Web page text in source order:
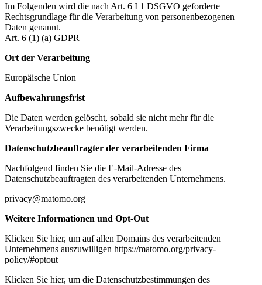
Im Folgenden wird die nach Art. 6 I 1 DSGVO geforderte
Rechtsgrundlage für die Verarbeitung von personenbezogenen
Daten genannt.
Art. 6 (1) (a) GDPR
Ort der Verarbeitung
Europäische Union
Aufbewahrungsfrist
Die Daten werden gelöscht, sobald sie nicht mehr für die
Verarbeitungszwecke benötigt werden.
Datenschutzbeauftragter der verarbeitenden Firma
Nachfolgend finden Sie die E-Mail-Adresse des
Datenschutzbeauftragten des verarbeitenden Unternehmens.
privacy@matomo.org
Weitere Informationen und Opt-Out
Klicken Sie hier, um auf allen Domains des verarbeitenden
Unternehmens auszuwilligen https://matomo.org/privacy-
policy/#optout
Klicken Sie hier, um die Datenschutzbestimmungen des